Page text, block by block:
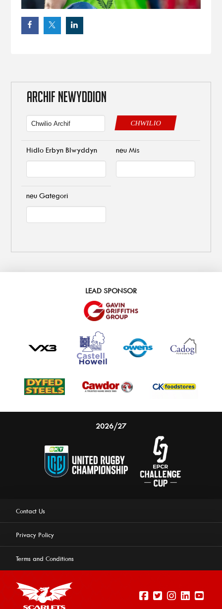
ARCHIF NEWYDDION
CHWILIO
Hidlo Erbyn Blwyddyn neu Mis
neu Gategori
LEAD SPONSOR
2026/27
Contact Us
Privacy Policy
Terms and Conditions